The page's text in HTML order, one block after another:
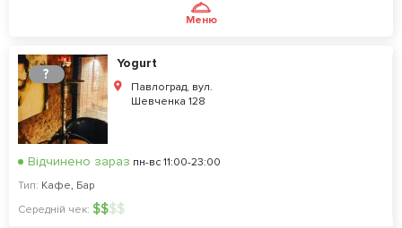
Меню
?
Yogurt
Павлоград, вул.
Шевченка 128
Відчинено зараз пн-вс 11:00-23:00
Тип: Кафе, Бар
Середній чек: $$$$